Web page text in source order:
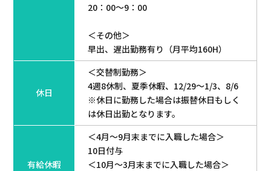
20：00～9：00
＜その他＞
早出、遅出勤務有り（月平均160H）
休日
＜交替制勤務＞
4週8休制、夏季休暇、12/29～1/3、8/6
※休日に勤務した場合は振替休日もしく
は休日出勤となります。
有給休暇
＜4月～9月末までに入職した場合＞
10日付与
＜10月～3月末までに入職した場合＞